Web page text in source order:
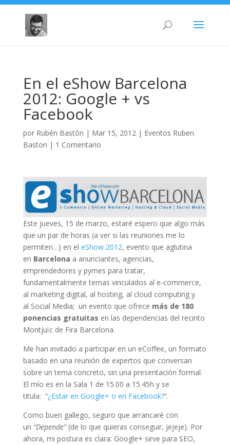
En el eShow Barcelona
2012: Google + vs
Facebook
por Rubén Bastón | Mar 15, 2012| Eventos Ruben
Baston | 1 Comentario
Este jueves, 15 de marzo, estaré espero que algo más
que un par de horas (a ver si las reuniones me lo
permiten…) en el eShow 2012, evento que aglutina
en Barcelona a anunciantes, agencias,
emprendedores y pymes para tratar,
fundamentalmente temas vinculados al e-commerce,
al marketing digital, al hosting, al cloud computing y
al Social Media; un evento que ofrece más de 180
ponencias gratuitas en las dependencias del recinto
Montjuïc de Fira Barcelona.
Me han invitado a participar en un eCoffee, un formato
basado en una reunión de expertos que conversan
sobre un tema concreto, sin una presentación formal.
El mío es en la Sala 1 de 15.00 a 15.45h y se
titula: “¿Estar en Google+ o en Facebook?“.
Como buen gallego, seguro que arrancaré con
un “Depende” (de lo que quieras conseguir, jejeje). Por
ahora, mi postura es clara: Google+ sirve para SEO,